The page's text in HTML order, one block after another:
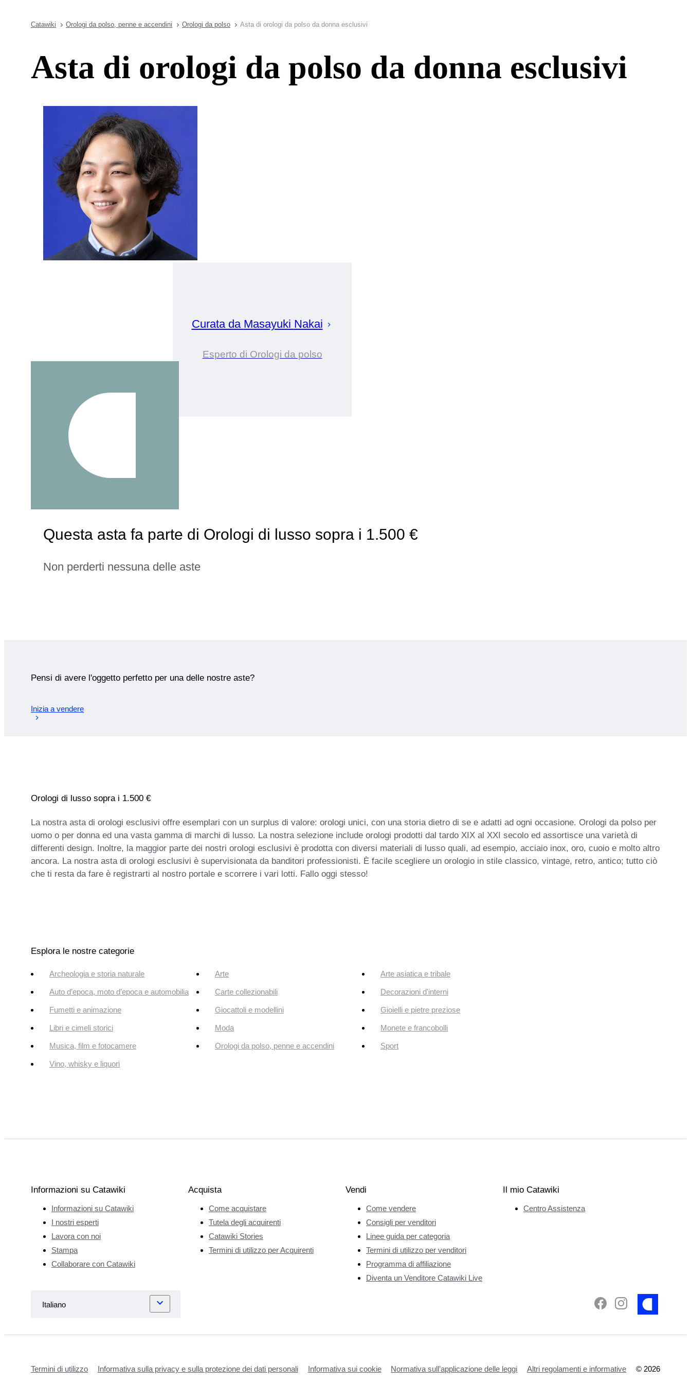
Catawiki Orologi da polso, penne e accendini Orologi da polso Asta di orologi da polso da donna esclusivi
Asta di orologi da polso da donna esclusivi
Curata da Masayuki Nakai
Esperto di Orologi da polso
Questa asta fa parte di Orologi di lusso sopra i 1.500 €
Non perderti nessuna delle aste
Pensi di avere l'oggetto perfetto per una delle nostre aste?
Inizia a vendere
Orologi di lusso sopra i 1.500 €
La nostra asta di orologi esclusivi offre esemplari con un surplus di valore: orologi unici, con una storia dietro di se e adatti ad ogni occasione. Orologi da polso per
uomo o per donna ed una vasta gamma di marchi di lusso. La nostra selezione include orologi prodotti dal tardo XIX al XXI secolo ed assortisce una varietà di
differenti design. Inoltre, la maggior parte dei nostri orologi esclusivi è prodotta con diversi materiali di lusso quali, ad esempio, acciaio inox, oro, cuoio e molto altro
ancora. La nostra asta di orologi esclusivi è supervisionata da banditori professionisti. È facile scegliere un orologio in stile classico, vintage, retro, antico; tutto ciò
che ti resta da fare è registrarti al nostro portale e scorrere i vari lotti. Fallo oggi stesso!
Esplora le nostre categorie
Archeologia e storia naturale Arte Arte asiatica e tribale
Auto d’epoca, moto d’epoca e automobilia Carte collezionabili Decorazioni d'interni
Fumetti e animazione Giocattoli e modellini Gioielli e pietre preziose
Libri e cimeli storici Moda Monete e francobolli
Musica, film e fotocamere Orologi da polso, penne e accendini Sport
Vino, whisky e liquori
Informazioni su Catawiki
Informazioni su Catawiki
I nostri esperti
Lavora con noi
Stampa
Collaborare con Catawiki
Acquista
Come acquistare
Tutela degli acquirenti
Catawiki Stories
Termini di utilizzo per Acquirenti
Vendi
Come vendere
Consigli per venditori
Linee guida per categoria
Termini di utilizzo per venditori
Programma di affiliazione
Diventa un Venditore Catawiki Live
Il mio Catawiki
Centro Assistenza
Termini di utilizzo Informativa sulla privacy e sulla protezione dei dati personali Informativa sui cookie Normativa sull’applicazione delle leggi Altri regolamenti e informative © 2026